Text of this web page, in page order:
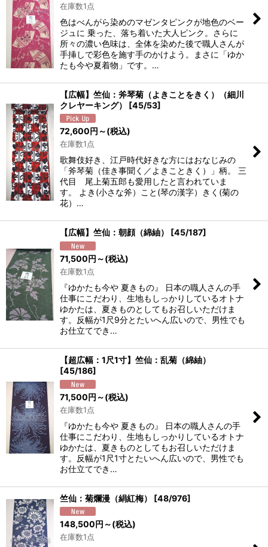
在庫数1点
色はべんがら染めのマゼンタピンクが地色のベー
ジュに 乗った、落ち着いた大人ピンク。さらに
所々の濃い色味は、全体を染めた後で職人さんが
手挿しで彩色を施す手のかけよう。まさに「ゆか
たも今や夏着物」です。…
【広幅】竺仙：斧琴菊（よきことをきく）（細川
クレヤーキング）
[45/53]
72,600円 ～(税込)
在庫数1点
歌舞伎好き、江戸時代好きな方にはおなじみの
「斧琴菊（佳き事聞く／よきこときく）」柄。 三
代目 尾上菊五郎も愛用したと言われていま
す。 よき(小さな斧）こと(琴の漢字）きく(菊の
花）…
【広幅】竺仙：朝顔（綿紬） [45/187]
71,500円 ～(税込)
在庫数1点
『ゆかたも今や 夏きもの』 日本の職人さんの手
仕事にこだわり、生地もしっかりしているオトナ
ゆかたは、夏きものとしてもお召しいただけま
す。反幅が1尺9分とたいへん広いので、男性でも
お仕立てでき…
【超広幅：1尺1寸】竺仙：乱菊（綿紬）
[45/186]
71,500円 ～(税込)
在庫数1点
『ゆかたも今や 夏きもの』 日本の職人さんの手
仕事にこだわり、生地もしっかりしているオトナ
ゆかたは、夏きものとしてもお召しいただけま
す。反幅が1尺1寸とたいへん広いので、男性でも
お仕立てでき…
竺仙：菊爛漫（絹紅梅） [48/976]
148,500円 ～(税込)
在庫数1点